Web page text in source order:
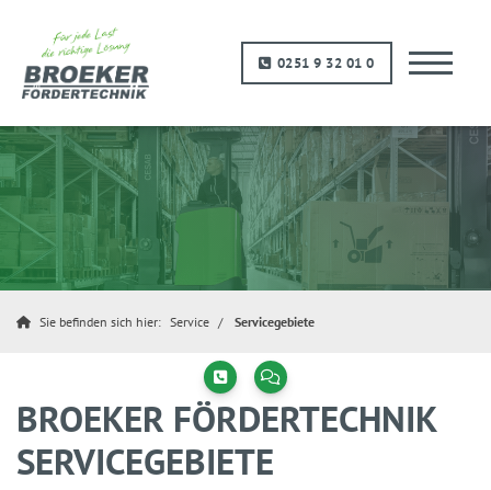
0251 9 32 01 0
Sie befinden sich hier: Service Servicegebiete
BROEKER FÖRDERTECHNIK
SERVICEGEBIETE